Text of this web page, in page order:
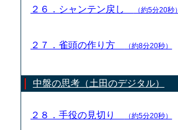
２６．シャンテン戻し （約5分20秒）
２７．雀頭の作り方 （約8分20秒）
中盤の思考（土田のデジタル）
２８．手役の見切り （約5分20秒）